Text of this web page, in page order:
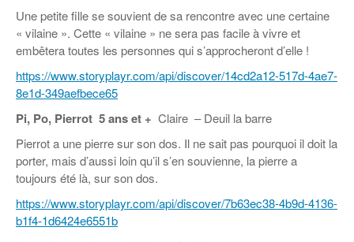
Une petite fille se souvient de sa rencontre avec une certaine
« vilaine ». Cette « vilaine » ne sera pas facile à vivre et
embêtera toutes les personnes qui s’approcheront d’elle !
https://www.storyplayr.com/api/discover/14cd2a12-517d-4ae7-
8e1d-349aefbece65
Pi, Po, Pierrot 5 ans et + Claire – Deuil la barre
Pierrot a une pierre sur son dos. Il ne sait pas pourquoi il doit la
porter, mais d’aussi loin qu’il s’en souvienne, la pierre a
toujours été là, sur son dos.
https://www.storyplayr.com/api/discover/7b63ec38-4b9d-4136-
b1f4-1d6424e6551b